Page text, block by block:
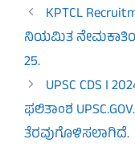
KPTCL
ನಿಯಮಿತ
25.
UPSC CDS I
ಫಲಿತಾಂಶ
ತೆರವುಗೊಳಿಸಲಾಗಿದೆ.